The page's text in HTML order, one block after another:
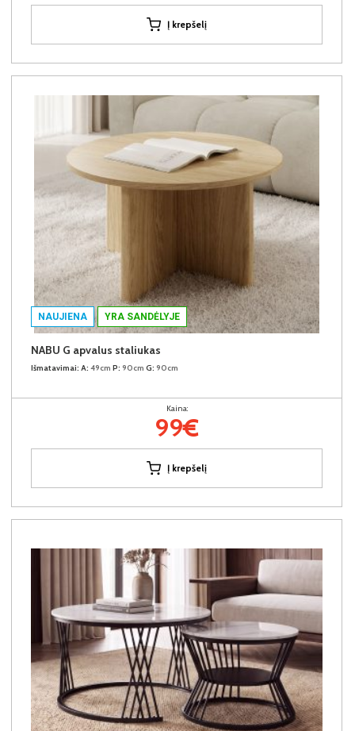
Į krepšelį
NAUJIENA YRA SANDĖLYJE
NABU G apvalus staliukas
Išmatavimai: A: 49cm P: 90cm G: 90cm
Kaina:
99€
Į krepšelį